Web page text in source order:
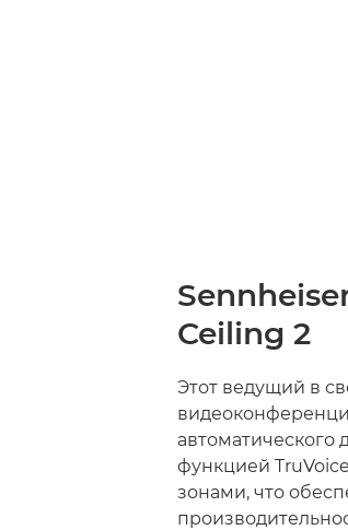
Ceiling 2
Этот ведущий в
автоматического
функцией
зонами, что